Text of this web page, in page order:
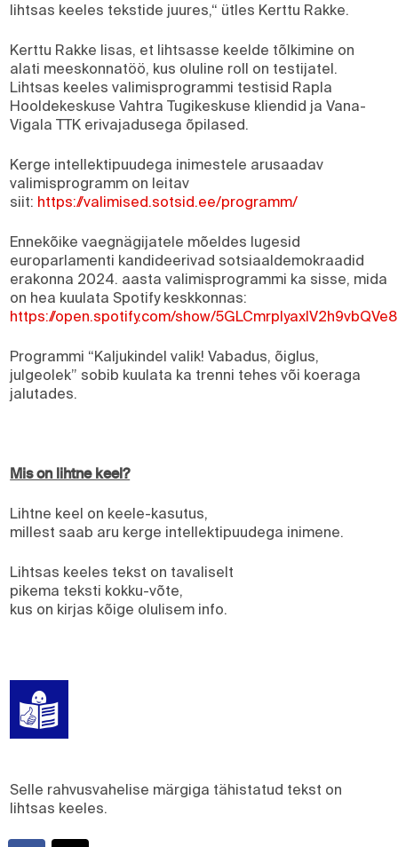
lihtsas keeles tekstide juures,“ ütles Kerttu Rakke.
Kerttu Rakke lisas, et lihtsasse keelde tõlkimine on
alati meeskonnatöö, kus oluline roll on testijatel.
Lihtsas keeles valimisprogrammi testisid Rapla
Hooldekeskuse Vahtra Tugikeskuse kliendid ja Vana-
Vigala TTK erivajadusega õpilased.
Kerge intellektipuudega inimestele arusaadav
valimisprogramm on leitav
siit: https://valimised.sotsid.ee/programm/
Ennekõike vaegnägijatele mõeldes lugesid
europarlamenti kandideerivad sotsiaaldemokraadid
erakonna 2024. aasta valimisprogrammi ka sisse, mida
on hea kuulata Spotify keskkonnas:
https://open.spotify.com/show/5GLCmrpIyaxIV2h9vbQVe8
Programmi “Kaljukindel valik! Vabadus, õiglus,
julgeolek” sobib kuulata ka trenni tehes või koeraga
jalutades.
Mis on lihtne keel?
Lihtne keel on keele-kasutus,
millest saab aru kerge intellektipuudega inimene.
Lihtsas keeles tekst on tavaliselt
pikema teksti kokku-võte,
kus on kirjas kõige olulisem info.
Selle rahvusvahelise märgiga tähistatud tekst on
lihtsas keeles.